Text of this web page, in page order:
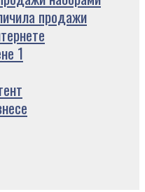
продажи
1